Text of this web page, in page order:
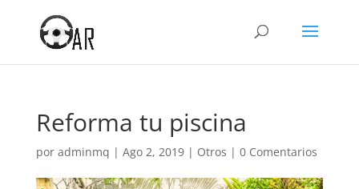
Reforma tu piscina
por adminmq | Ago 2, 2019| Otros | 0 Comentarios